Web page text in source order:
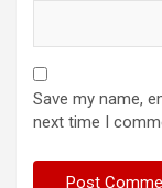
Save my name,
next time I